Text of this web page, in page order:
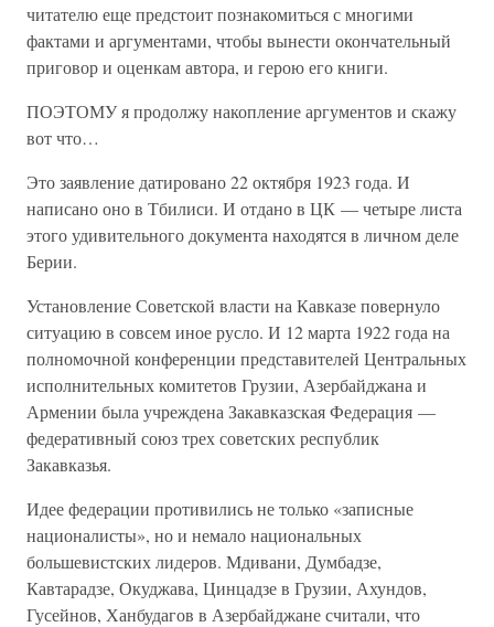
читателю еще предстоит познакомиться с многими
фактами и аргументами, чтобы вынести окончательный
приговор и оценкам автора, и герою его книги.
ПОЭТОМУ я продолжу накопление аргументов и скажу
вот что…
Это заявление датировано 22 октября 1923 года. И
написано оно в Тбилиси. И отдано в ЦК — четыре листа
этого удивительного документа находятся в личном деле
Берии.
Установление Советской власти на Кавказе повернуло
ситуацию в совсем иное русло. И 12 марта 1922 года на
полномочной конференции представителей Центральных
исполнительных комитетов Грузии, Азербайджана и
Армении была учреждена Закавказская Федерация —
федеративный союз трех советских республик
Закавказья.
Идее федерации противились не только «записные
националисты», но и немало национальных
большевистских лидеров. Мдивани, Думбадзе,
Кавтарадзе, Окуджава, Цинцадзе в Грузии, Ахундов,
Гусейнов, Ханбудагов в Азербайджане считали, что